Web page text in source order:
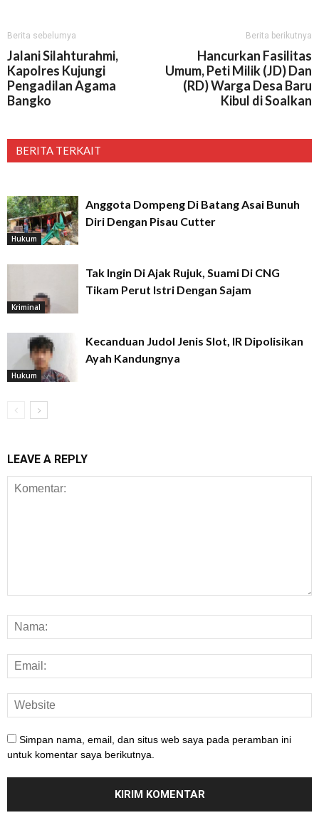
Berita sebelumya
Jalani Silahturahmi,
Kapolres Kujungi
Pengadilan Agama
Bangko
Berita berikutnya
Hancurkan Fasilitas
Umum, Peti Milik (JD) Dan
(RD) Warga Desa Baru
Kibul di Soalkan
BERITA TERKAIT
Hukum
Anggota Dompeng Di Batang Asai Bunuh
Diri Dengan Pisau Cutter
Kriminal
Tak Ingin Di Ajak Rujuk, Suami Di CNG
Tikam Perut Istri Dengan Sajam
Hukum
Kecanduan Judol Jenis Slot, IR Dipolisikan
Ayah Kandungnya
LEAVE A REPLY
Simpan nama, email, dan situs web saya pada peramban ini
untuk komentar saya berikutnya.